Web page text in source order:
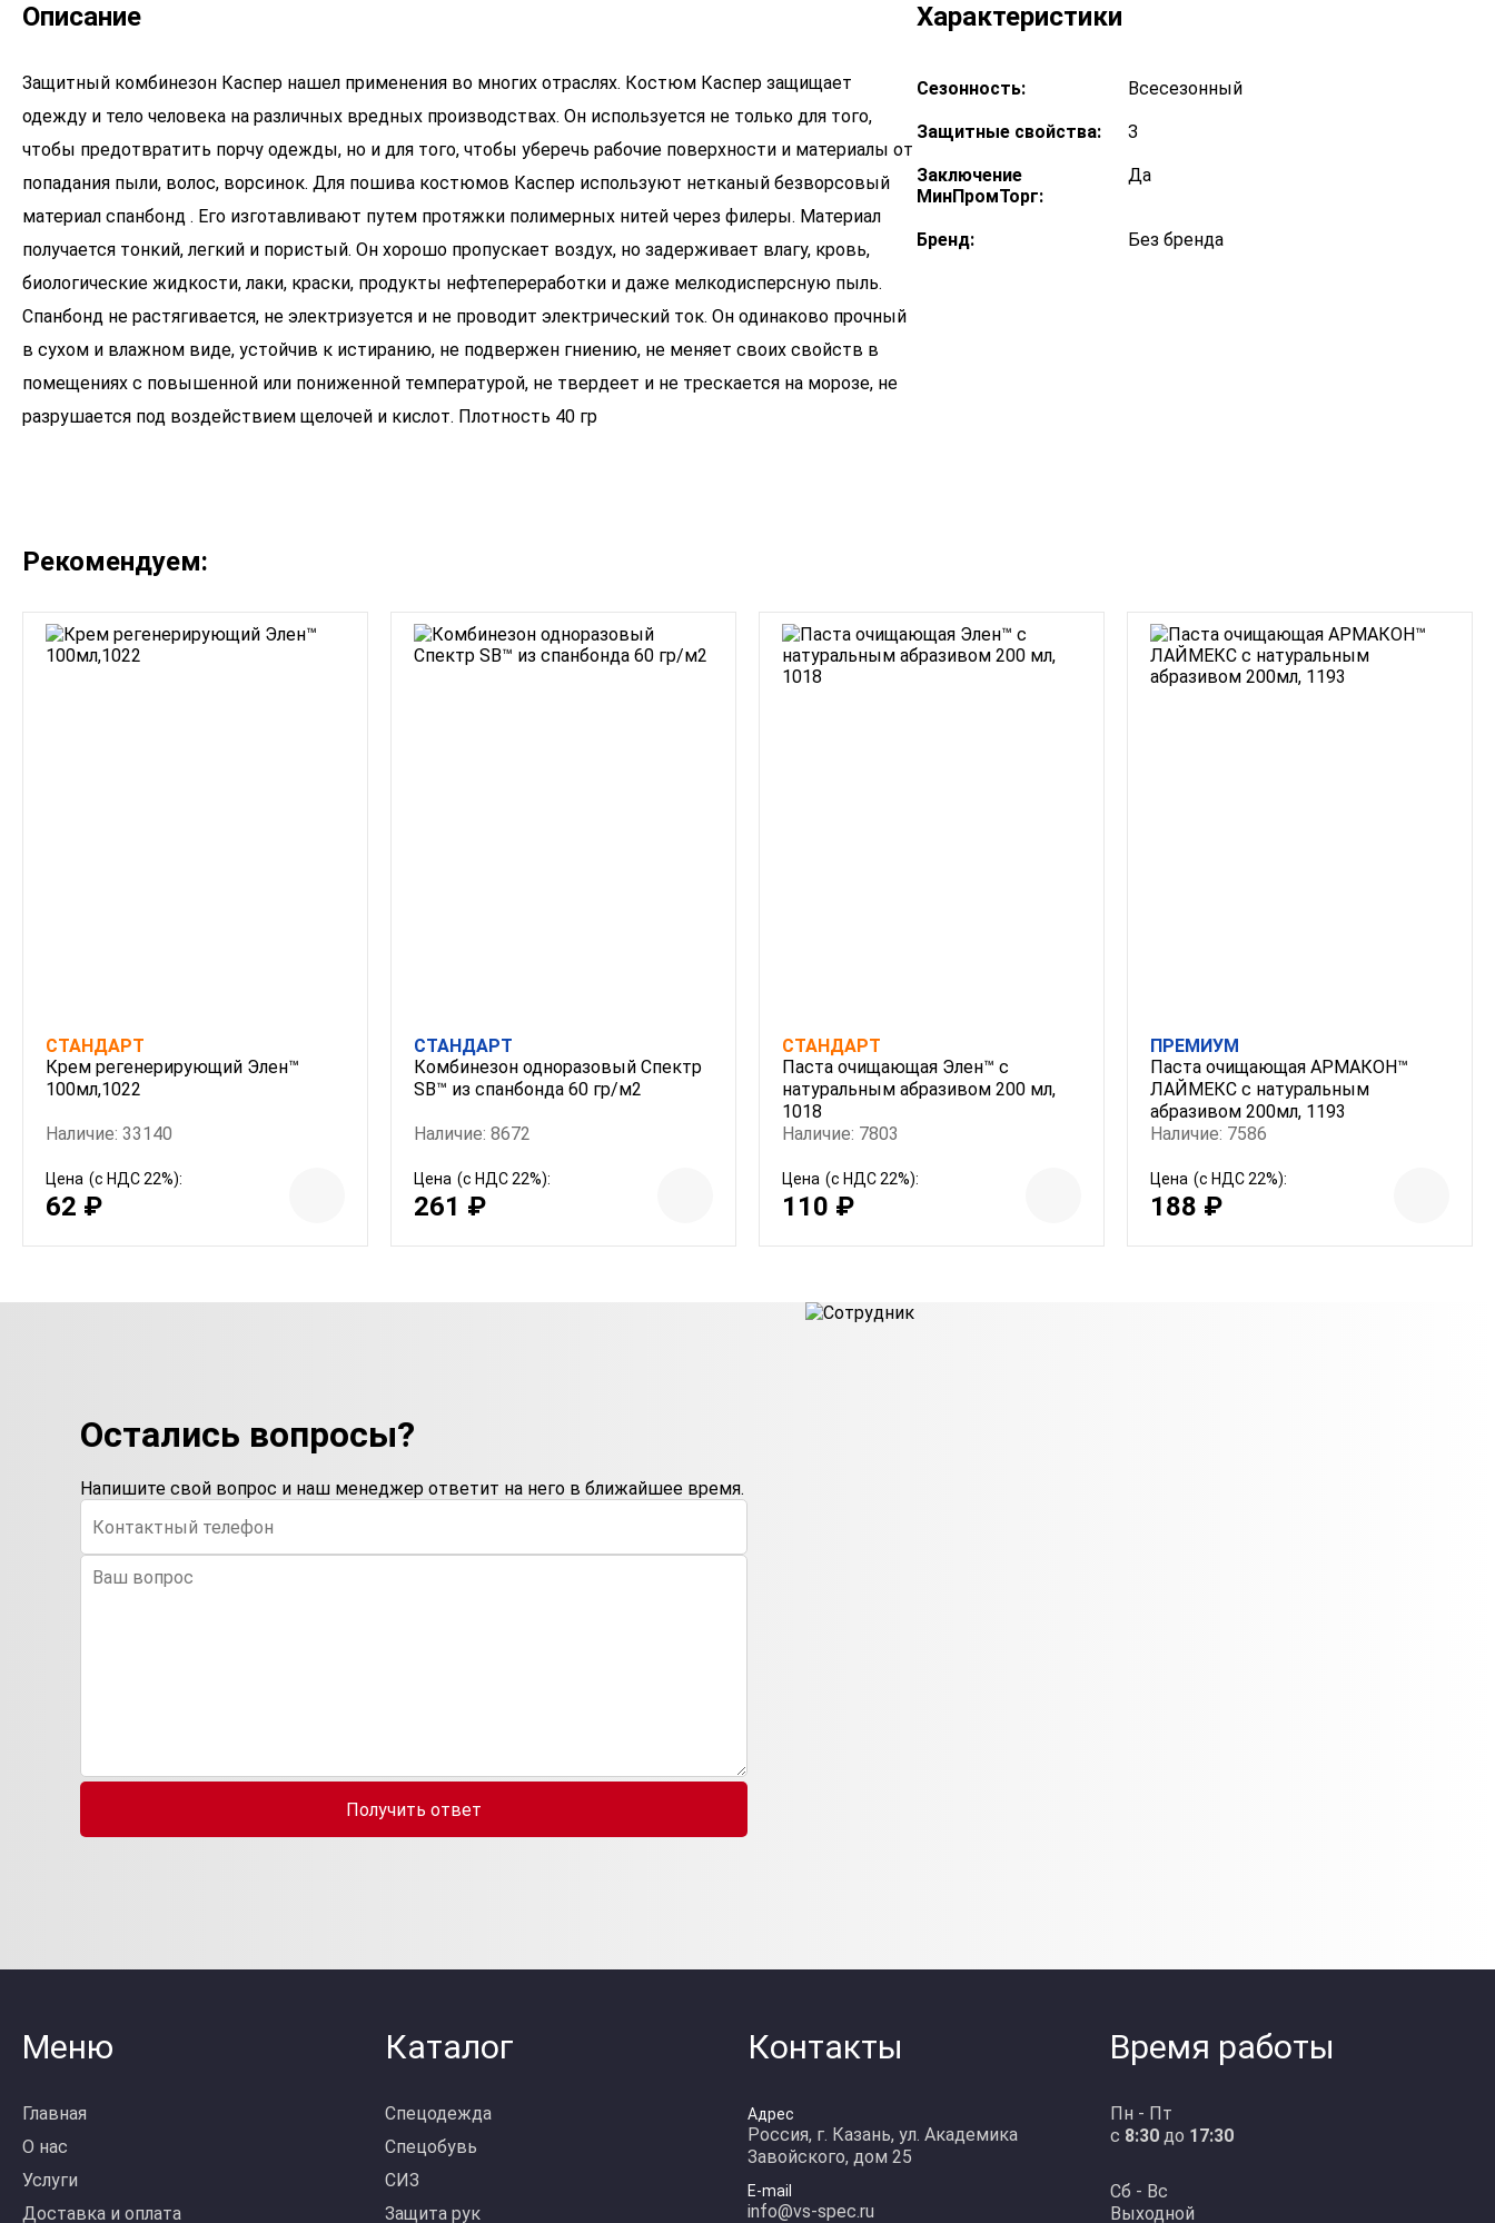
Описание
Защитный комбинезон Каспер нашел применения во многих отраслях. Костюм Каспер защищает
одежду и тело человека на различных вредных производствах. Он используется не только для того,
чтобы предотвратить порчу одежды, но и для того, чтобы уберечь рабочие поверхности и материалы от
попадания пыли, волос, ворсинок. Для пошива костюмов Каспер используют нетканый безворсовый
материал спанбонд . Его изготавливают путем протяжки полимерных нитей через филеры. Материал
получается тонкий, легкий и пористый. Он хорошо пропускает воздух, но задерживает влагу, кровь,
биологические жидкости, лаки, краски, продукты нефтепереработки и даже мелкодисперсную пыль.
Спанбонд не растягивается, не электризуется и не проводит электрический ток. Он одинаково прочный
в сухом и влажном виде, устойчив к истиранию, не подвержен гниению, не меняет своих свойств в
помещениях с повышенной или пониженной температурой, не твердеет и не трескается на морозе, не
Характеристики
Сезонность: Всесезонный
Защитные свойства: З
Заключение
МинПромТорг:
Да
Бренд: Без бренда
Рекомендуем:
СТАНДАРТ
Крем регенерирующий Элен™
100мл,1022
Наличие: 33140
Цена (с НДС 22%):
62 ₽
СТАНДАРТ
Комбинезон одноразовый Спектр
SB™ из спанбонда 60 гр/м2
Наличие: 8672
Цена (с НДС 22%):
261 ₽
СТАНДАРТ
Паста очищающая Элен™ с
натуральным абразивом 200 мл,
1018
Наличие: 7803
Цена (с НДС 22%):
110 ₽
ПРЕМИУМ
Паста очищающая АРМАКОН™
ЛАЙМЕКС с натуральным
абразивом 200мл, 1193
Наличие: 7586
Цена (с НДС 22%):
188 ₽
Остались вопросы?
Напишите свой вопрос и наш менеджер ответит на него в ближайшее время.
Получить ответ
Меню
Главная
О нас
Услуги
Доставка и оплата
Каталог
Спецодежда
Спецобувь
СИЗ
Защита рук
Контакты
Адрес
Россия, г. Казань, ул. Академика
Завойского, дом 25
E-mail
info@vs-spec.ru
Время работы
Пн - Пт
с 8:30 до 17:30
Сб - Вс
Выходной